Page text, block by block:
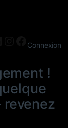
Instagram
Connexion
!
revenez